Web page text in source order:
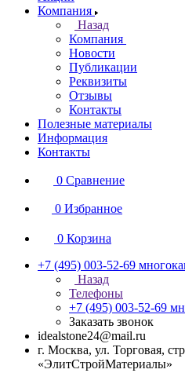
Компания
Назад
Компания
Новости
Публикации
Реквизиты
Отзывы
Контакты
Полезные материалы
Информация
Контакты
0 Сравнение
0 Избранное
0 Корзина
+7 (495) 003-52-69
Назад
Телефоны
+7 (495) 003-52-69
Заказать звонок
idealstone24@mail.ru
г. Москва, ул. Торговая,
«ЭлитСтройМатериалы»